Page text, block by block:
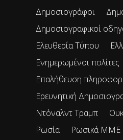
Δημοσιογράφοι
Δημοσιογραφικοί
Ελευθερία Τύπου
Ενημερωμένοι πολίτες
Επαλήθευση
Ερευνητική
Ντόναλντ Τραμπ
Ρωσία
Ρωσικά ΜΜΕ